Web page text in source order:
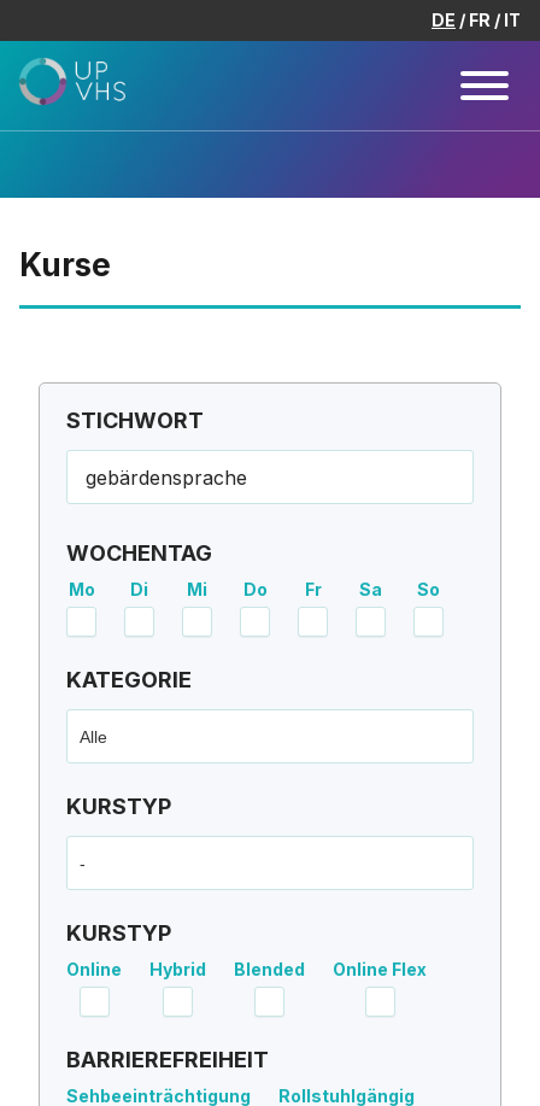
DE FR IT
Kurse
STICHWORT
WOCHENTAG
Mo Di Mi Do Fr Sa So
KATEGORIE
Alle
KURSTYP
-
KURSTYP
Online Hybrid Blended Online Flex
BARRIEREFREIHEIT
Sehbeeinträchtigung Rollstuhlgängig